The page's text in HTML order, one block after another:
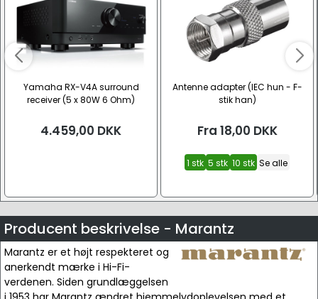
Yamaha RX-V4A surround
receiver (5 x 80W 6 Ohm)
4.459,00 DKK
Antenne adapter (IEC hun - F-
stik han)
Fra 18,00 DKK
1 stk 5 stk 10 stk Se alle
Producent beskrivelse - Marantz
Marantz er et højt respekteret og
anerkendt mærke i Hi-Fi-
verdenen. Siden grundlæggelsen